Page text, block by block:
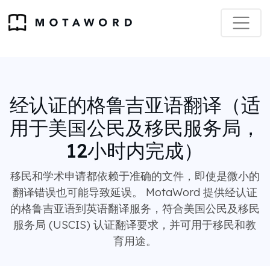
经认证的格鲁吉亚语翻译（适
用于美国公民及移民服务局，
12小时内完成）
移民和学术申请都依赖于准确的文件，即使是微小的
翻译错误也可能导致延误。 MotaWord 提供经认证
的格鲁吉亚语到英语翻译服务，符合美国公民及移民
服务局 (USCIS) 认证翻译要求，并可用于移民和教
育用途。